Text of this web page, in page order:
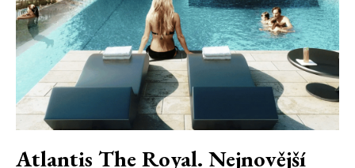
Atlantis The Royal. Nejnovější